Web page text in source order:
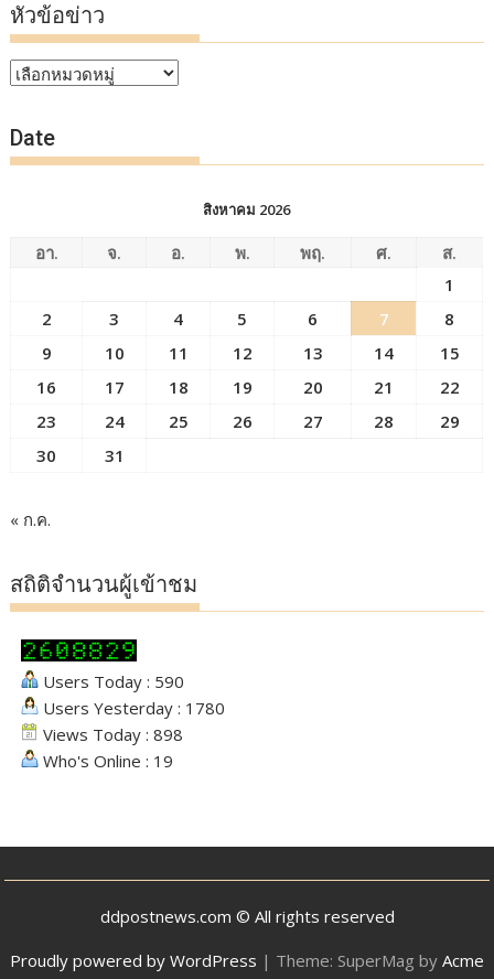
หัวข้อข่าว
หัวข้อ
Date
สิงหาคม 2026
อา. จ. อ. พ. พฤ. ศ.
ส.
1
2
3 4 5 6 7
8
9
10 11 12 13 14
15
16
17 18 19 20 21
22
23
24 25 26 27 28
29
30
31
« ก.ค.
สถิติจำนวนผู้เข้าชม
Users Today : 590
Users Yesterday : 1780
Views Today : 898
Who's Online : 19
ddpostnews.com © All rights reserved
Proudly powered by WordPress | Theme: SuperMag by Acme